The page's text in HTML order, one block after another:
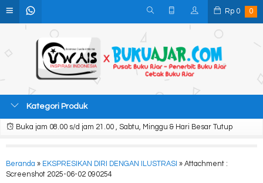
Rp 0 0
Kategori Produk
Buka jam 08.00 s/d jam 21.00 , Sabtu, Minggu & Hari Besar Tutup
Beranda » EKSPRESIKAN DIRI DENGAN ILUSTRASI » Attachment :
Screenshot 2025-06-02 090254